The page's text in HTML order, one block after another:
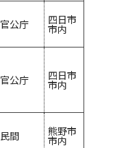
官公庁 四日市
市内
官公庁 四日市
市内
民間 熊野市
市内